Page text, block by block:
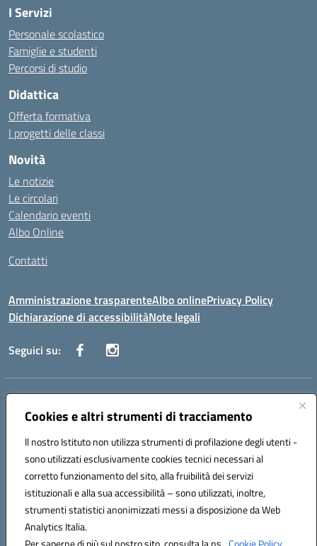
Cookies e altri strumenti di tracciamento
Il nostro Istituto non utilizza strumenti di profilazione degli utenti -
sono utilizzati esclusivamente cookies tecnici necessari al
corretto funzionamento del sito, alla fruibilità dei servizi
istituzionali e alla sua accessibilità – sono utilizzati, inoltre,
strumenti statistici anonimizzati messi a disposizione da Web
Analytics Italia.
I Servizi
Personale scolastico
Famiglie e studenti
Percorsi di studio
Didattica
Offerta formativa
I progetti delle classi
Novità
Le notizie
Le circolari
Calendario eventi
Albo Online
Contatti
Amministrazione trasparenteAlbo onlinePrivacy Policy
Dichiarazione di accessibilitàNote legali
Seguici su:
Indirizzo:
Centralino:0881636571 Email:fgps040004@istruzione.it
Codice fiscale: 80031370713
Codice meccanografico:
FGPS040004
Codice Indice delle Pubbliche Amministrazioni (IPA): istsc_fgps040004
Hosting & Powered by 3D Solution S.r.l.